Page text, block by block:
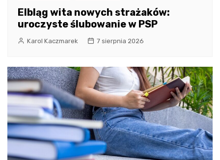
Elbląg wita nowych strażaków:
uroczyste ślubowanie w PSP
Karol Kaczmarek 7 sierpnia 2026